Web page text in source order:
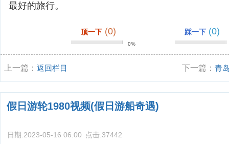
最好的旅行。
顶一下 (0)
0%
踩一下 (0)
上一篇： 返回栏目 下一篇：青
假日游轮1980视频(假日游船奇遇)
日期:2023-05-16 06:00 点击:37442